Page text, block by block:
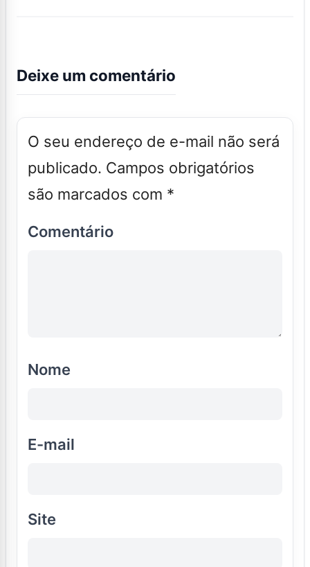
Deixe um comentário
O seu endereço de e-mail não será
publicado. Campos obrigatórios
são marcados com *
Comentário
Nome
E-mail
Site